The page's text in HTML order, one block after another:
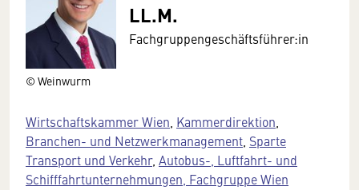
© Weinwurm
LL.M.
Fachgruppengeschäftsführer:in
Wirtschaftskammer Wien Kammerdirektion
Branchen- und Netzwerkmanagement Sparte
Transport und Verkehr, Autobus-, Luftfahrt- und
Schifffahrtunternehmungen, Fachgruppe Wien